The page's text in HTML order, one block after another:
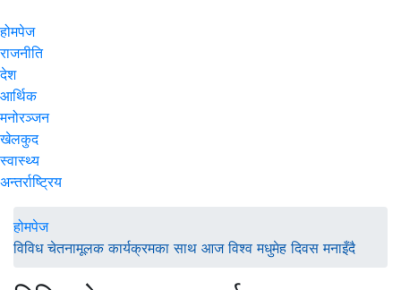
होमपेज
राजनीति
देश
आर्थिक
मनोरञ्जन
खेलकुद
स्वास्थ्य
अन्तर्राष्ट्रिय
होमपेज
विविध चेतनामूलक कार्यक्रमका साथ आज विश्व मधुमेह दिवस मनाइँदै